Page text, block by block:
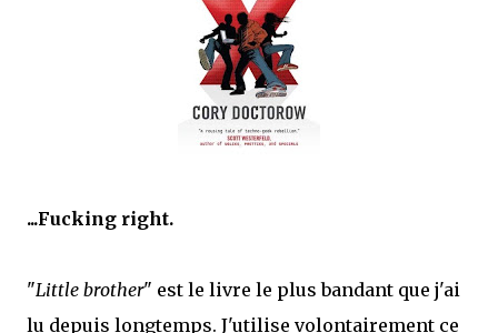
que Thomas connaissait et appréciait Olivier. Marlowe découvre une ville qu’il
ne connaissait pas, habitée par la méfiance, la peur et le rigorisme de la Ligue,
une ville pleine de mystères et de vieilles rancœurs. La Dame d...
...Fucking right.
"Little brother" est le livre le plus bandant que j'ai
lu depuis longtemps. J'utilise volontairement ce